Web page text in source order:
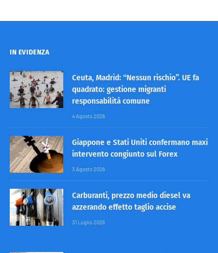
IN EVIDENZA
Ceuta, Madrid: “Nessun rischio”. UE fa
quadrato: gestione migranti
responsabilità comune
4 Agosto 2026
Giappone e Stati Uniti confermano maxi
intervento congiunto sul Forex
3 Agosto 2026
Carburanti, prezzo medio diesel va
azzerando effetto taglio accise
31 Luglio 2026